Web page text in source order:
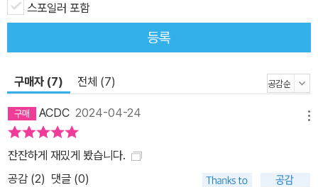
스포일러 포함
등록
구매자 (7) 전체 (7)
ACDC 2024-04-24
잔잔하게 재밌게 봤습니다.
공감 (2) 댓글 (0)